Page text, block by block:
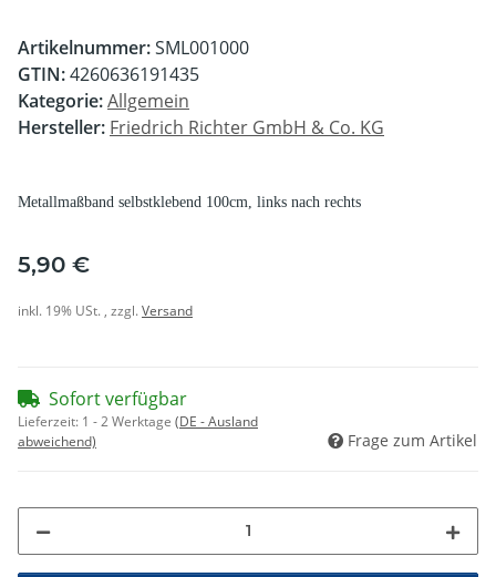
Artikelnummer:SML001000
GTIN:4260636191435
Kategorie:Allgemein
Hersteller: Friedrich Richter GmbH & Co. KG
Metallmaßband selbstklebend 100cm, links nach rechts
5,90 €
inkl. 19% USt. , zzgl.Versand
Sofort verfügbar
Lieferzeit: 1 - 2 Werktage (DE - Ausland
abweichend)
Frage zum Artikel